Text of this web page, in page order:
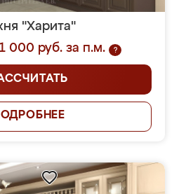
"Харита"
000 руб. за п.м.
?